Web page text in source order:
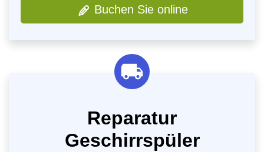
Buchen Sie online
Reparatur
Geschirrspüler